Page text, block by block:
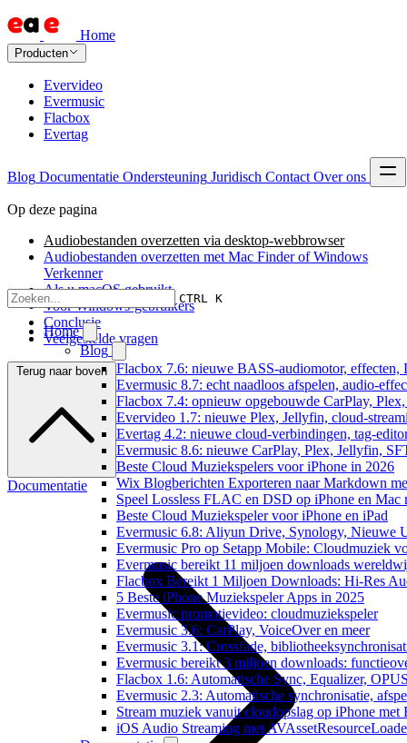
Home
Producten
Evervideo
Evermusic
Flacbox
Evertag
Blog Documentatie Ondersteuning Juridisch Contact Over ons
CTRL K
Home
Blog
Flacbox 7.6: nieuwe BASS-audiomotor, effecten,
Evermusic 8.7: echt naadloos afspelen, audio-
Flacbox 7.4: opnieuw opgebouwde CarPlay,
Evervideo 1.7: nieuwe Plex, Jellyfin, cloud-
Evertag 4.2: nieuwe cloud-verbindingen, tag-
Evermusic 8.6: nieuwe CarPlay, Plex, Jellyfin,
Beste Cloud Muziekspelers voor iPhone in 2026
Wix Blogberichten Exporteren naar Markdown
Speel Lossless FLAC en DSD op iPhone en Mac
Beste Cloud Muziekspeler voor iPhone en iPad
Evermusic 6.8: Aliyun Drive, Synology, Nieuwe
Evermusic Pro op Setapp Mobile: Cloudmuziek
Evermusic bereikt 11 miljoen downloads
Flacbox Bereikt 1 Miljoen Downloads: Hi-Res
5 Beste iPhone Muziekspeler Apps in 2025
Evermusic promotievideo: cloudmuziekspeler
Evermusic 3.6: CarPlay, VoiceOver en meer
Evermusic 3.1: Crossfade,
Evermusic bereikt 3 miljoen downloads:
Flacbox 1.6: Automatische Sync, Equalizer,
Evermusic 2.3: Automatische synchronisatie,
Stream muziek vanuit cloudopslag op iPhone met
iOS Audio Streaming met
Op deze pagina
Audiobestanden overzetten via desktop-webbrowser
Audiobestanden overzetten met Mac Finder of Windows
Verkenner
Als u macOS gebruikt
Voor Windows-gebruikers
Conclusie
Veelgestelde vragen
Terug naar boven
Documentatie